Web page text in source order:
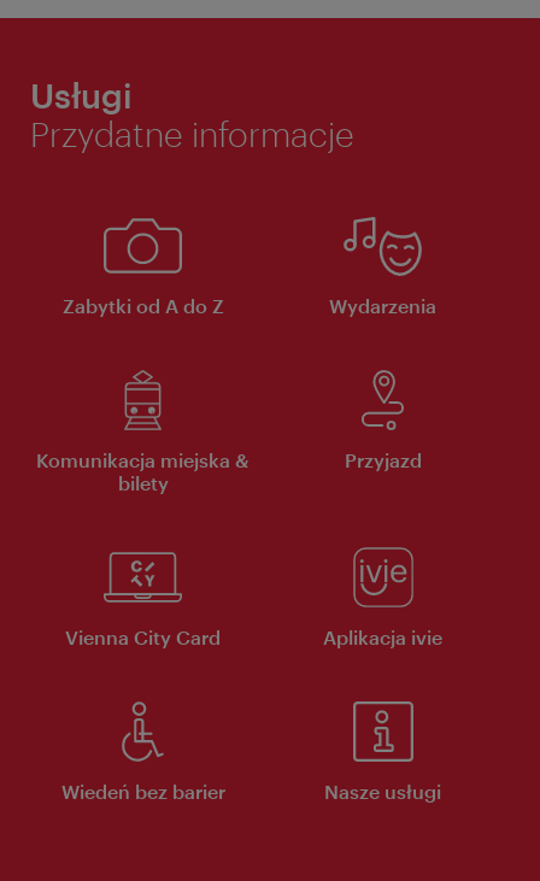
Usługi
Przydatne informacje
Zabytki od A do Z Wydarzenia
Komunikacja miejska &
bilety
Przyjazd
Vienna City Card Aplikacja ivie
Wiedeń bez barier Nasze usługi